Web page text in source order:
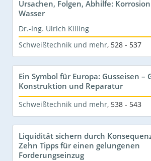
Ursachen, Folgen, Abhilfe:
Wasser
Dr.-Ing. Ulrich Killing
Schweißtechnik und mehr, 528 - 537
Ein Symbol für Europa: Gusseisen –
Konstruktion und Reparatur
Schweißtechnik und mehr, 538 - 543
Liquidität sichern durch
Zehn Tipps für einen gelungenen
Forderungseinzug